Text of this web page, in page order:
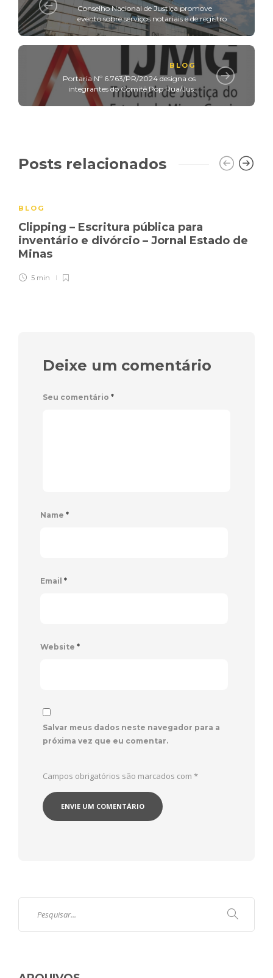
Conselho Nacional de Justiça promove
evento sobre serviços notariais e de registro
BLOG
Portaria Nº 6.763/PR/2024 designa os
integrantes do Comitê Pop Rua/Jus.
Posts relacionados
BLOG
Clipping – Escritura pública para
inventário e divórcio – Jornal Estado de
Minas
5 min
Deixe um comentário
Seu comentário *
Name *
Email *
Website *
Salvar meus dados neste navegador para a
próxima vez que eu comentar.
Campos obrigatórios são marcados com *